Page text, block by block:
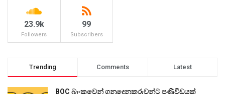
23.9k
Followers
99
Subscribers
Trending Comments Latest
BOC බැංකුවෙන් ගනුදෙනුකරුවන්ට පණිවිඩයක්